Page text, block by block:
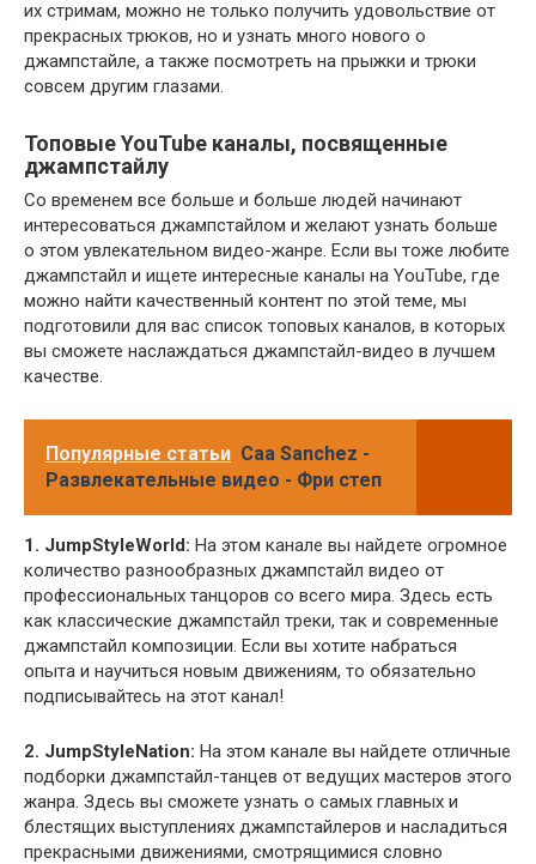
их стримам, можно не только получить удовольствие от
прекрасных трюков, но и узнать много нового о
джампстайле, а также посмотреть на прыжки и трюки
совсем другим глазами.
Топовые YouTube каналы, посвященные
джампстайлу
Со временем все больше и больше людей начинают
интересоваться джампстайлом и желают узнать больше
о этом увлекательном видео-жанре. Если вы тоже любите
джампстайл и ищете интересные каналы на YouTube, где
можно найти качественный контент по этой теме, мы
подготовили для вас список топовых каналов, в которых
вы сможете наслаждаться джампстайл-видео в лучшем
качестве.
Популярные статьи Caa Sanchez -
Развлекательные видео - Фри степ
1. JumpStyleWorld: На этом канале вы найдете огромное
количество разнообразных джампстайл видео от
профессиональных танцоров со всего мира. Здесь есть
как классические джампстайл треки, так и современные
джампстайл композиции. Если вы хотите набраться
опыта и научиться новым движениям, то обязательно
подписывайтесь на этот канал!
2. JumpStyleNation: На этом канале вы найдете отличные
подборки джампстайл-танцев от ведущих мастеров этого
жанра. Здесь вы сможете узнать о самых главных и
блестящих выступлениях джампстайлеров и насладиться
прекрасными движениями, смотрящимися словно